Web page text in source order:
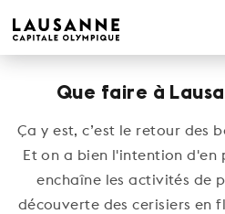
Que faire à
Ça y est, c’est le retour des
Et on a bien l'intention d'en
enchaîne les activités de
découverte des cerisiers en